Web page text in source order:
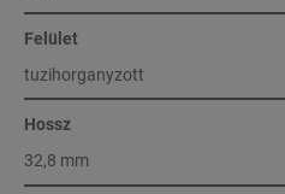
Felület
tuzihorganyzott
Hossz
32,8 mm